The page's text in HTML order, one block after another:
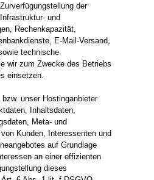
der
und
Rechenkapazität,
E-Mail-Versand,
technische
wir zum Zwecke des Betriebs
einsetzen.
bzw. unser Hostinganbieter
Inhaltsdaten,
Meta- und
Kunden, Interessenten und
auf Grundlage
an einer effizienten
dieses